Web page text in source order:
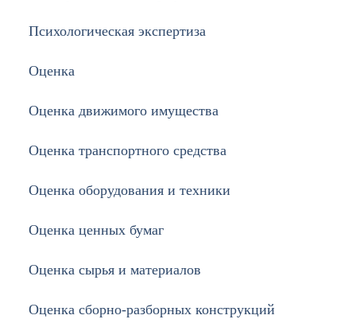
Психологическая экспертиза
Оценка
Оценка движимого имущества
Оценка транспортного средства
Оценка оборудования и техники
Оценка ценных бумаг
Оценка сырья и материалов
Оценка сборно-разборных конструкций